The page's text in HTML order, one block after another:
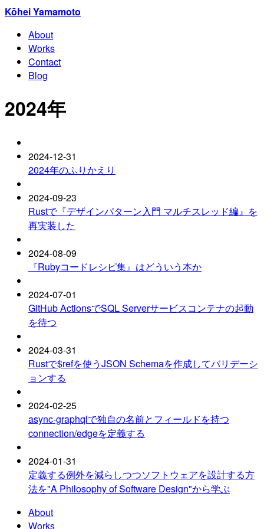
Kōhei Yamamoto
About
Works
Contact
Blog
2024年
2024-12-31
2024年のふりかえり
2024-09-23
Rustで『デザインパターン入門 マルチスレッド編』を
再実装した
2024-08-09
『Rubyコードレシピ集』はどういう本か
2024-07-01
GitHub ActionsでSQL Serverサービスコンテナの起動
を待つ
2024-03-31
Rustで$refを使うJSON Schemaを作成してバリデーシ
ョンする
2024-02-25
async-graphqlで独自の名前とフィールドを持つ
connection/edgeを定義する
2024-01-31
定義する例外を減らしつつソフトウェアを設計する方
法を"A Philosophy of Software Design"から学ぶ
About
Works